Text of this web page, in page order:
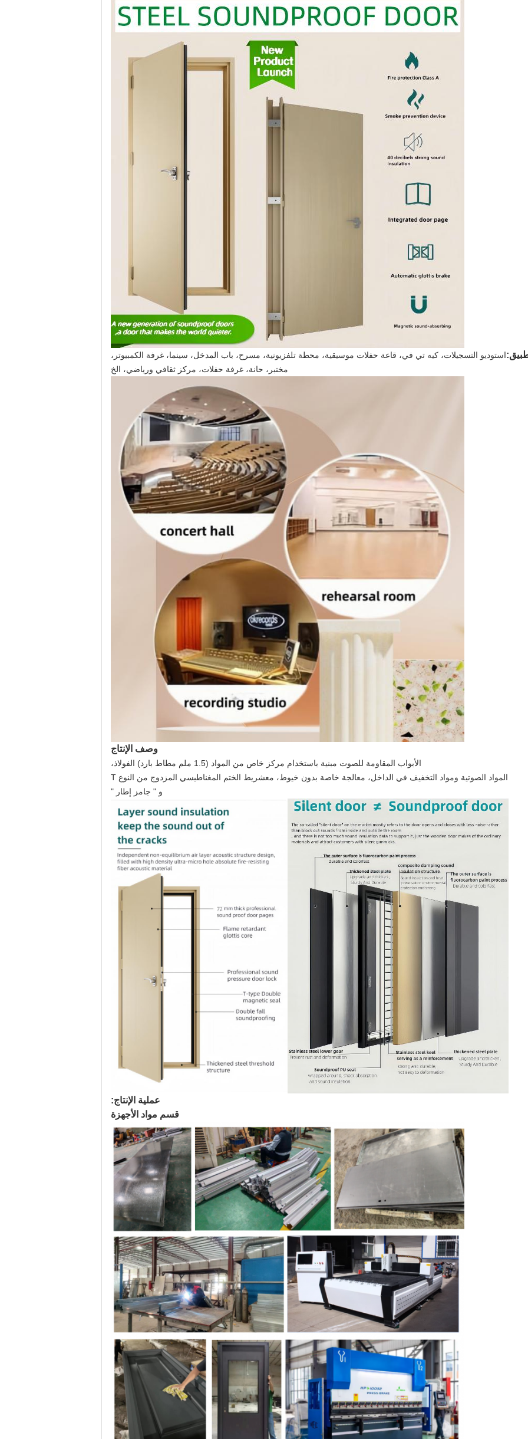
استوديو التسجيلات، كيه تي في، قاعة حفلات موسيقية، محطة تلفزيونية، مسرح، باب المدخل، سينما، غرفة الكمبيوتر،
مختبر، حانة، غرفة حفلات، مركز ثقافي ورياضي، الخ
وصف الإنتاج
الأبواب المقاومة للصوت مبنية باستخدام مركز خاص من المواد (1.5 ملم مطاط بارد) الفولاذ،
المواد الصوتية ومواد التخفيف في الداخل، معالجة خاصة بدون خيوط، معشريط الختم المغناطيسي المزدوج من النوع T
و " جامز إطار "
عملية الإنتاج:
قسم مواد الأجهزة